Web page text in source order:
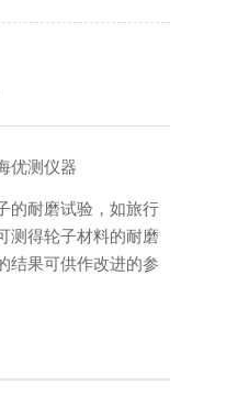
测仪器
的耐磨试验，如旅行
测得轮子材料的耐磨
结果可供作改进的参